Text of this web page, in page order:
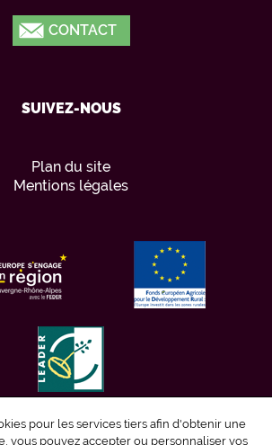
CONTACT
SUIVEZ-NOUS
Plan du site
Mentions légales
pour les services tiers afin d'obtenir une
vous pouvez accepter ou personnaliser vos